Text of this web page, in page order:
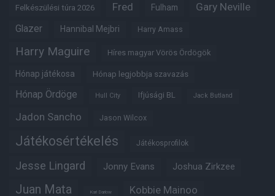
Felkészülési túra 2026 Fred Fulham Gary Neville
Glazer Hannibal Mejbri Harry Amass
Harry Maguire Híres magyar Vörös Ördögök
Hónap játékosa Hónap legjobbja szavazás
Hónap Ördöge Hull City Ifjúsági BL Jack Butland
Jadon Sancho Jason Wilcox
Játékosértékelés Játékosprofilok
Jesse Lingard Jonny Evans Joshua Zirkzee
Juan Mata Karl Darlow Kobbie Mainoo